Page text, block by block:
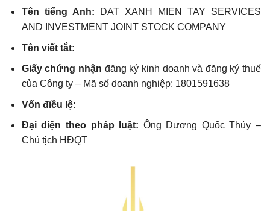
Tên tiếng Anh: DAT XANH MIEN TAY SERVICES
AND INVESTMENT JOINT STOCK COMPANY
Tên viết tắt:
Giấy chứng nhận đăng ký kinh doanh và đăng ký thuế
của Công ty – Mã số doanh nghiệp: 1801591638
Vốn điều lệ:
Đại diện theo pháp luật: Ông Dương Quốc Thủy –
Chủ tịch HĐQT